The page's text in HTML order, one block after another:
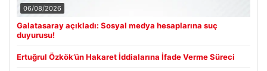
06/08/2026
Galatasaray açıkladı: Sosyal medya hesaplarına suç
duyurusu!
Ertuğrul Özkök’ün Hakaret İddialarına İfade Verme Süreci